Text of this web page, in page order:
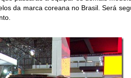
da marca coreana no Brasil. Será